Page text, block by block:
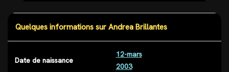
Quelques informations sur Andrea Brillantes
Date de naissance
12-mars
2003